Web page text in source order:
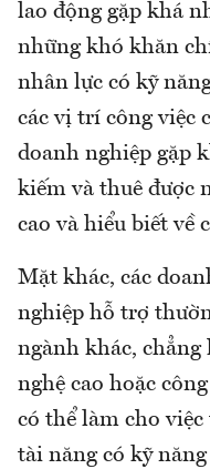
lao động gặp khá
những khó khăn
nhân lực có kỹ
các vị trí công việc
doanh nghiệp gặp
kiếm và thuê được
cao và hiểu biết về
Mặt khác, các
nghiệp hỗ trợ
ngành khác, chẳng
nghệ cao hoặc
có thể làm cho
tài năng có kỹ